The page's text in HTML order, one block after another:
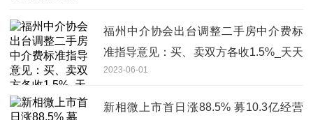
福州中介协会出台调整二手房中介费标
准指导意见：买、卖双方各收1.5%_天天
简讯
2023-06-01
新相微上市首日涨88.5% 募10.3亿经营